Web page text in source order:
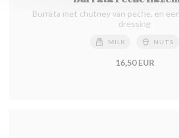
Burrata met chutney van peche, en
dressing
MILK NUTS
16,50 EUR